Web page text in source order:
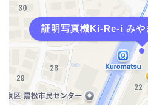
証明写真機Ki-Re-i みや